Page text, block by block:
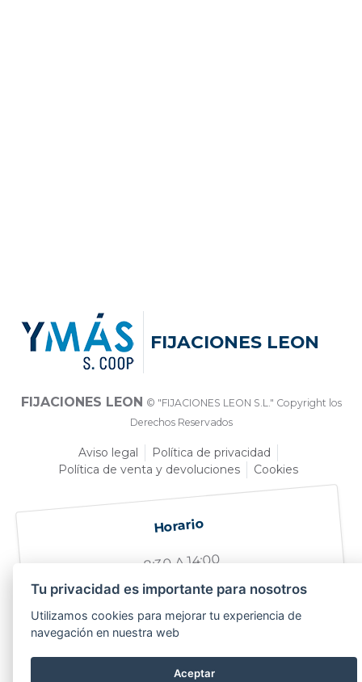
FIJACIONES LEON
FIJACIONES LEON © "FIJACIONES LEON S.L." Copyright los
Derechos Reservados
Aviso legal
Política de privacidad
Política de venta y devoluciones
Cookies
Horario
8:30 A 14:00
Sobre nosotros
Quiénes somos
Tu privacidad es importante para nosotros
Utilizamos cookies para mejorar tu experiencia de
navegación en nuestra web
Aceptar